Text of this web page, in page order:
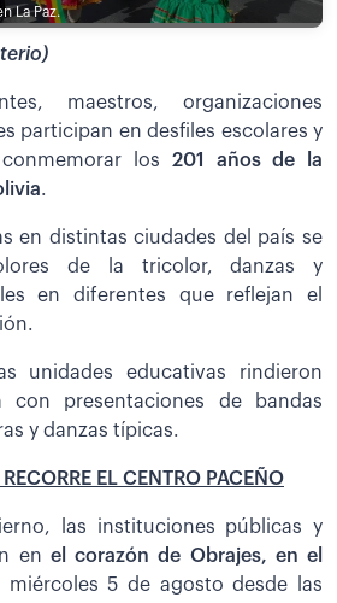
La Paz.
maestros, organizaciones
participan en desfiles escolares y
los 201 años de la
.
en distintas ciudades del país se
de la tricolor, danzas y
en diferentes que reflejan el
unidades educativas rindieron
con presentaciones de bandas
y danzas típicas.
EL CENTRO PACEÑO
las instituciones públicas y
en el corazón de Obrajes, en el
miércoles 5 de agosto desde las